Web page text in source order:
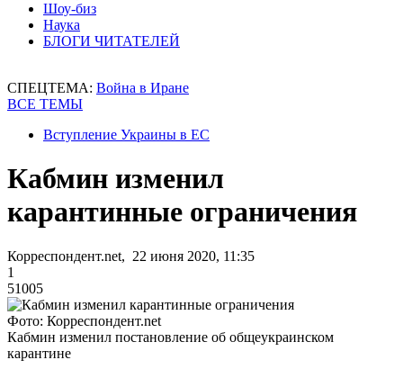
Шоу-биз
Наука
БЛОГИ ЧИТАТЕЛЕЙ
СПЕЦТЕМА: Война в Иране
ВСЕ ТЕМЫ
Вступление Украины в ЕС
Кабмин изменил
карантинные ограничения
Корреспондент.net, 22 июня 2020, 11:35
1
51005
Фото: Корреспондент.net
Кабмин изменил постановление об общеукраинском
карантине